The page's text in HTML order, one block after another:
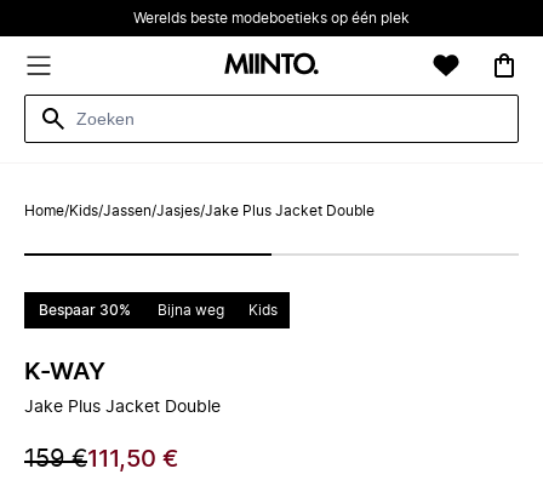
Werelds beste modeboetieks op één plek
Home/Kids/Jassen/Jasjes/Jake Plus Jacket Double
Bespaar 30% Bijna weg Kids
K-WAY
Jake Plus Jacket Double
159 €111,50 €